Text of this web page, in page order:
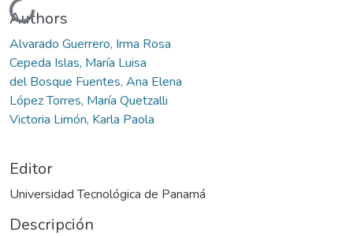
Cargando...
Authors
Alvarado Guerrero, Irma Rosa
Cepeda Islas, María Luisa
del Bosque Fuentes, Ana Elena
López Torres, María Quetzalli
Victoria Limón, Karla Paola
Editor
Universidad Tecnológica de Panamá
Descripción